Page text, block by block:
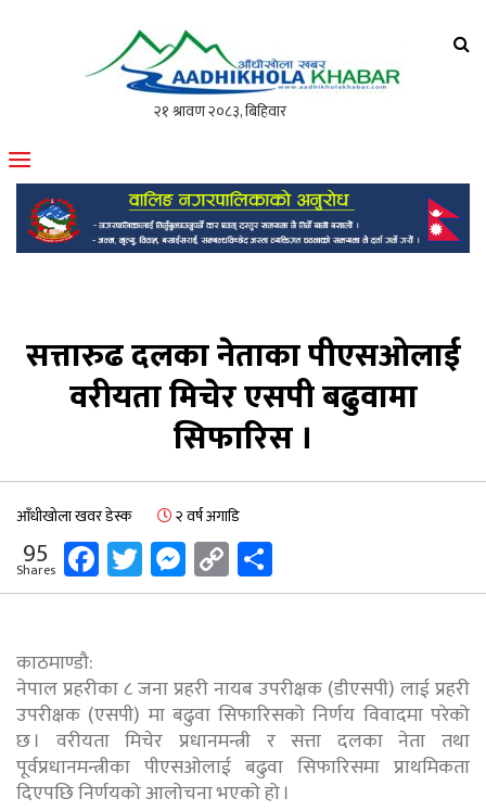
मोफसलकै लोकप्रिय अनलाइन पत्रिका
सत्तारुढ दलका नेताका पीएसओलाई
वरीयता मिचेर एसपी बढुवामा
सिफारिस ।
आँधीखोला खवर डेस्क २ वर्ष अगाडि
95
Shares Facebook
Twitter
Messenger
Copy
Link
काठमाण्डौ:
नेपाल प्रहरीका ८ जना प्रहरी नायब उपरीक्षक (डीएसपी) लाई प्रहरी
उपरीक्षक (एसपी) मा बढुवा सिफारिसको निर्णय विवादमा परेको
छ । वरीयता मिचेर प्रधानमन्त्री र सत्ता दलका नेता तथा
पूर्वप्रधानमन्त्रीका पीएसओलाई बढुवा सिफारिसमा प्राथमिकता
दिएपछि निर्णयको आलोचना भएको हो ।